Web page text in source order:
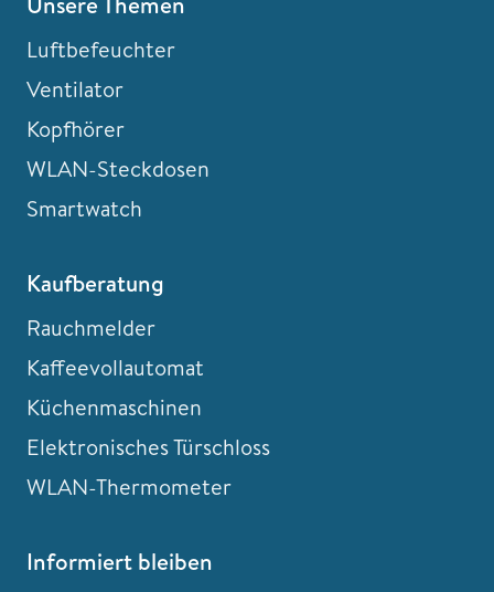
Luftbefeuchter
Ventilator
Kopfhörer
WLAN-Steckdosen
Smartwatch
Kaufberatung
Rauchmelder
Kaffeevollautomat
Küchenmaschinen
Elektronisches Türschloss
WLAN-Thermometer
Informiert bleiben